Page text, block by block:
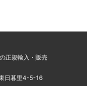
正規輸入・販売
日暮里4-5-16